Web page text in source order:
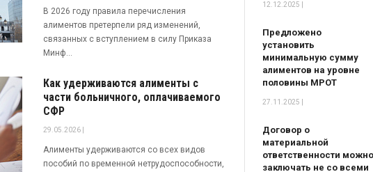
В 2026 году правила перечисления
алиментов претерпели ряд изменений,
связанных с вступлением в силу Приказа
Минф...
Как удерживаются алименты с
части больничного, оплачиваемого
СФР
29.05.2026 |
Алименты удерживаются со всех видов
пособий по временной нетрудоспособности,
12.12.2025 |
Предложено
установить
минимальную сумму
алиментов на уровне
половины МРОТ
27.11.2025 |
Договор о
материальной
ответственности можно
заключать не со всеми